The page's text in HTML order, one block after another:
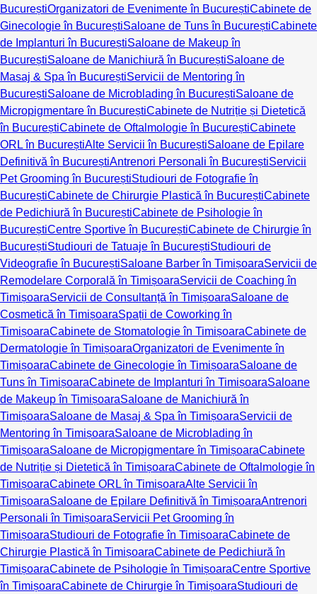
BucureștiOrganizatori de Evenimente în BucureștiCabinete de
Ginecologie în BucureștiSaloane de Tuns în BucureștiCabinete
de Implanturi în BucureștiSaloane de Makeup în
BucureștiSaloane de Manichiură în BucureștiSaloane de
Masaj & Spa în BucureștiServicii de Mentoring în
BucureștiSaloane de Microblading în BucureștiSaloane de
Micropigmentare în BucureștiCabinete de Nutriție și Dietetică
în BucureștiCabinete de Oftalmologie în BucureștiCabinete
ORL în BucureștiAlte Servicii în BucureștiSaloane de Epilare
Definitivă în BucureștiAntrenori Personali în BucureștiServicii
Pet Grooming în BucureștiStudiouri de Fotografie în
BucureștiCabinete de Chirurgie Plastică în BucureștiCabinete
de Pedichiură în BucureștiCabinete de Psihologie în
BucureștiCentre Sportive în BucureștiCabinete de Chirurgie în
BucureștiStudiouri de Tatuaje în BucureștiStudiouri de
Videografie în BucureștiSaloane Barber în TimișoaraServicii de
Remodelare Corporală în TimișoaraServicii de Coaching în
TimișoaraServicii de Consultanță în TimișoaraSaloane de
Cosmetică în TimișoaraSpații de Coworking în
TimișoaraCabinete de Stomatologie în TimișoaraCabinete de
Dermatologie în TimișoaraOrganizatori de Evenimente în
TimișoaraCabinete de Ginecologie în TimișoaraSaloane de
Tuns în TimișoaraCabinete de Implanturi în TimișoaraSaloane
de Makeup în TimișoaraSaloane de Manichiură în
TimișoaraSaloane de Masaj & Spa în TimișoaraServicii de
Mentoring în TimișoaraSaloane de Microblading în
TimișoaraSaloane de Micropigmentare în TimișoaraCabinete
de Nutriție și Dietetică în TimișoaraCabinete de Oftalmologie în
TimișoaraCabinete ORL în TimișoaraAlte Servicii în
TimișoaraSaloane de Epilare Definitivă în TimișoaraAntrenori
Personali în TimișoaraServicii Pet Grooming în
TimișoaraStudiouri de Fotografie în TimișoaraCabinete de
Chirurgie Plastică în TimișoaraCabinete de Pedichiură în
TimișoaraCabinete de Psihologie în TimișoaraCentre Sportive
în TimișoaraCabinete de Chirurgie în TimișoaraStudiouri de